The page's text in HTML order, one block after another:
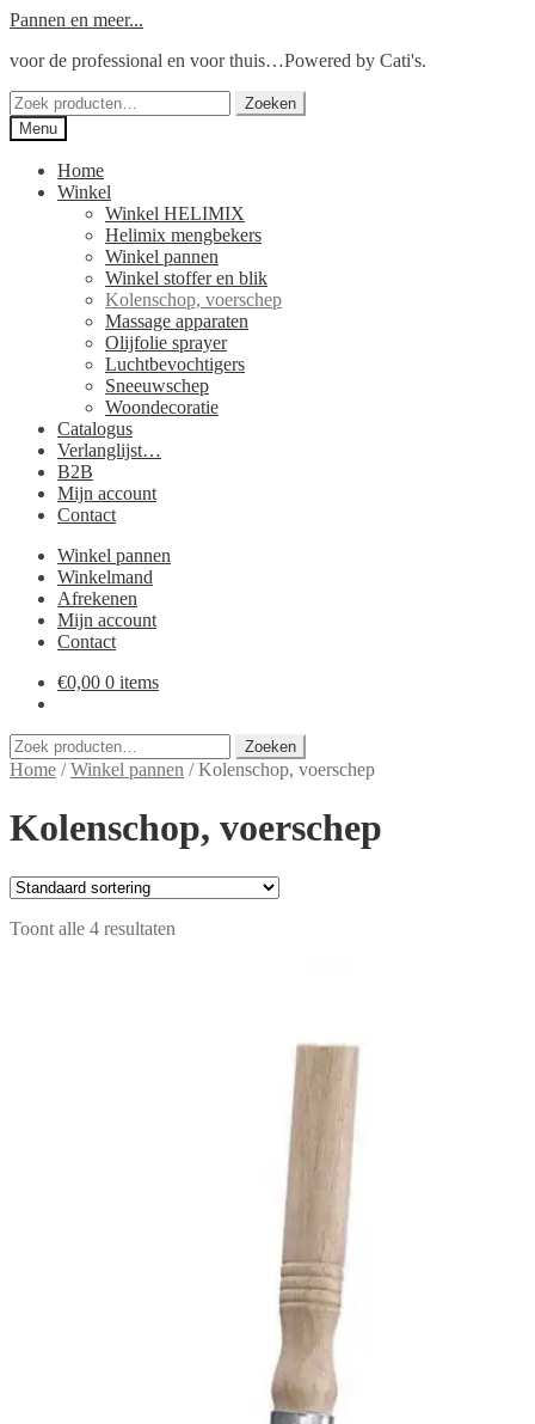
Ga
naar
Ga
de
Pannen en meer...
voor de professional en voor thuis…Powered by Cati's.
Zoeken
naar:
Zoeken
Menu
Home
Winkel
Winkel HELIMIX
Helimix mengbekers
Winkel pannen
Winkel stoffer en blik
Kolenschop, voerschep
Massage apparaten
Olijfolie sprayer
Luchtbevochtigers
Sneeuwschep
Woondecoratie
Catalogus
Verlanglijst…
B2B
Mijn account
Contact
Winkel pannen
Winkelmand
Afrekenen
Mijn account
Contact
€0,00 0 items
Zoeken
naar:
Zoeken
Home /Winkel pannen /Kolenschop, voerschep
Kolenschop, voerschep
Toont alle 4 resultaten